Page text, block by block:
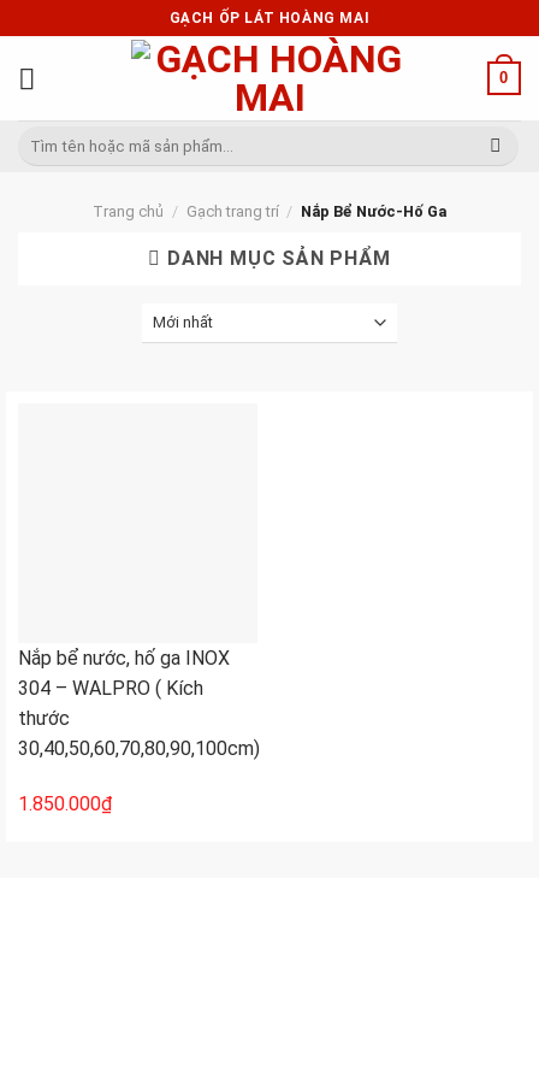
to
content
GẠCH ỐP LÁT HOÀNG MAI
0
Tìm
Trang chủ / Gạch trang trí / Nắp Bể Nước-Hố Ga
DANH MỤC SẢN PHẨM
Nắp bể nước, hố ga INOX
304 – WALPRO ( Kích
thước
30,40,50,60,70,80,90,100cm)
1.850.000₫